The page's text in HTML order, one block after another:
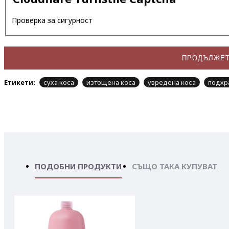
Проверка за сигурност
Етикети: суха коса изтощена коса увредена коса
ПОДОБНИ ПРОДУКТИ СЪЩО ТАКА КУПУВАТ